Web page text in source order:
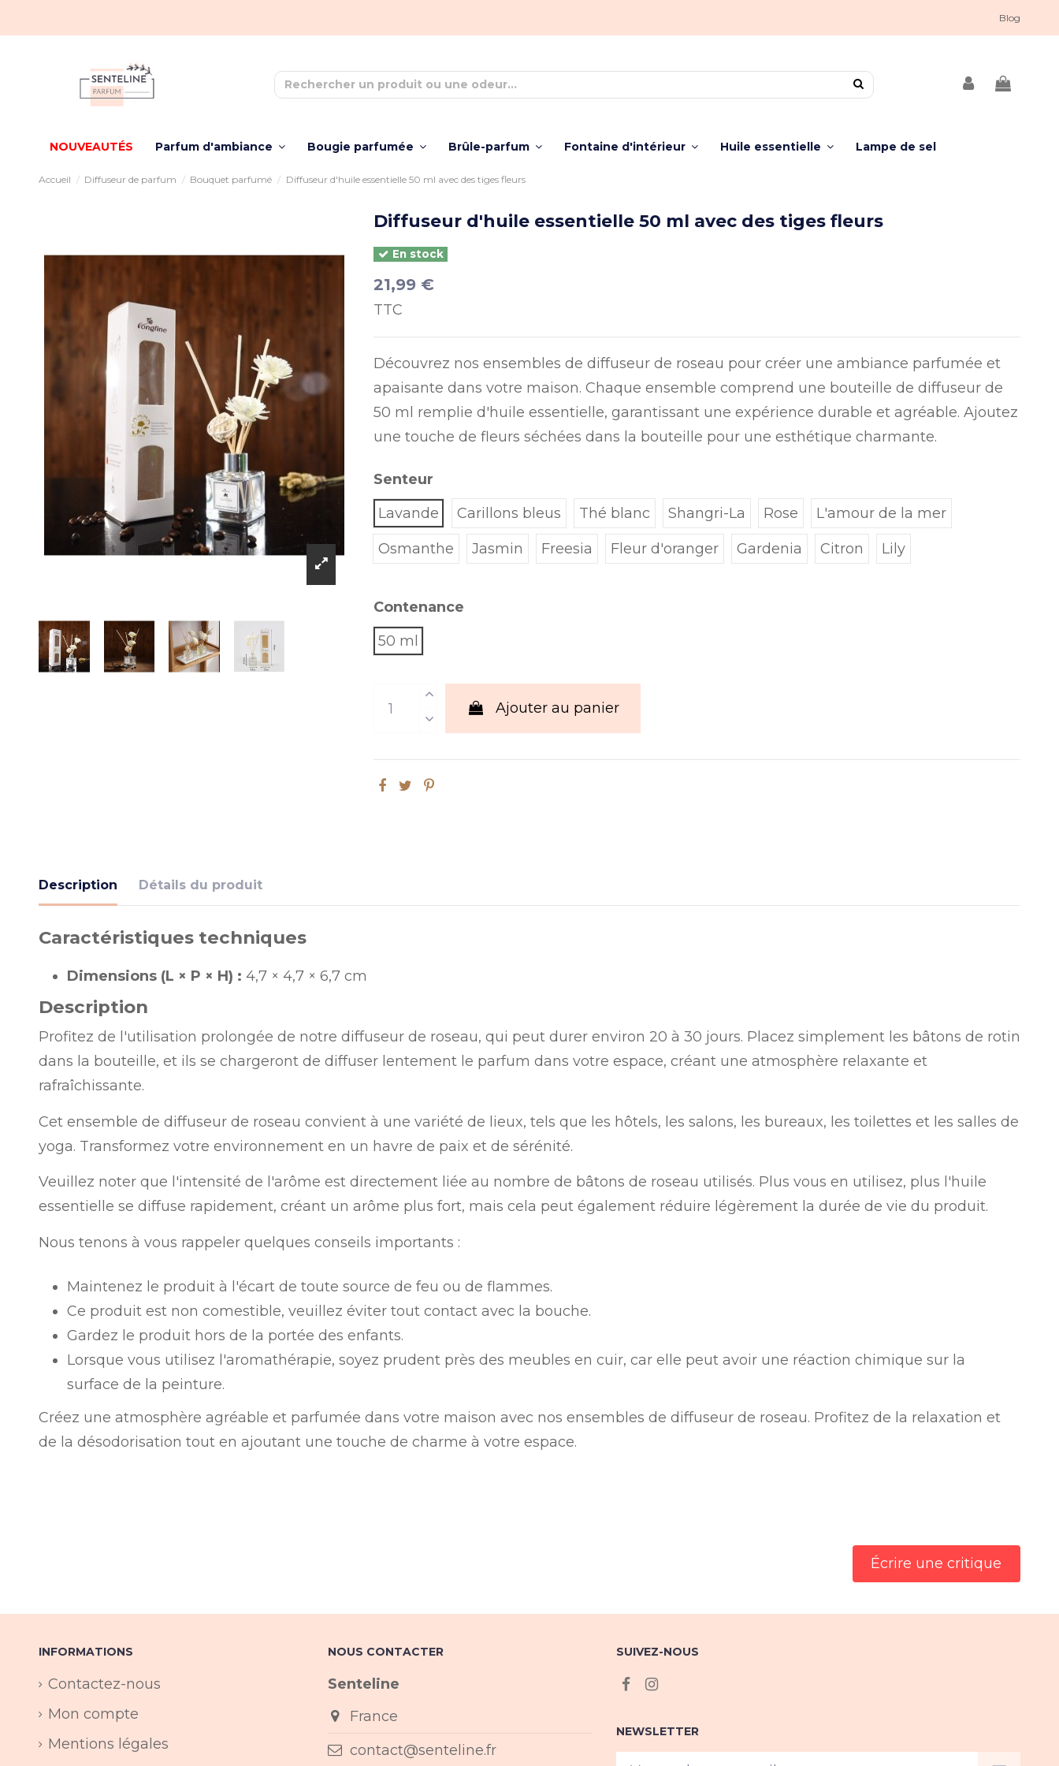
Blog
NOUVEAUTÉS Parfum d'ambiance Bougie parfumée Brûle-parfum Fontaine d'intérieur Huile essentielle Lampe de sel
Accueil Diffuseur de parfum Bouquet parfumé Diffuseur d'huile essentielle 50 ml avec des tiges fleurs
Diffuseur d'huile essentielle 50 ml avec des tiges fleurs
En stock
21,99 €
TTC
Découvrez nos ensembles de diffuseur de roseau pour créer une ambiance parfumée et
apaisante dans votre maison. Chaque ensemble comprend une bouteille de diffuseur de
50 ml remplie d'huile essentielle, garantissant une expérience durable et agréable. Ajoutez
une touche de fleurs séchées dans la bouteille pour une esthétique charmante.
Senteur
Lavande
Carillons bleus Thé blanc Shangri-La Rose L'amour de la mer
Osmanthe Jasmin Freesia Fleur d'oranger Gardenia Citron Lily
Contenance
50 ml
Ajouter au panier
Description Détails du produit
Caractéristiques techniques
Dimensions (L × P × H) : 4,7 × 4,7 × 6,7 cm
Description
Profitez de l'utilisation prolongée de notre diffuseur de roseau, qui peut durer environ 20 à 30 jours. Placez simplement les bâtons de rotin
dans la bouteille, et ils se chargeront de diffuser lentement le parfum dans votre espace, créant une atmosphère relaxante et
rafraîchissante.
Cet ensemble de diffuseur de roseau convient à une variété de lieux, tels que les hôtels, les salons, les bureaux, les toilettes et les salles de
yoga. Transformez votre environnement en un havre de paix et de sérénité.
Veuillez noter que l'intensité de l'arôme est directement liée au nombre de bâtons de roseau utilisés. Plus vous en utilisez, plus l'huile
essentielle se diffuse rapidement, créant un arôme plus fort, mais cela peut également réduire légèrement la durée de vie du produit.
Nous tenons à vous rappeler quelques conseils importants :
Maintenez le produit à l'écart de toute source de feu ou de flammes.
Ce produit est non comestible, veuillez éviter tout contact avec la bouche.
Gardez le produit hors de la portée des enfants.
Lorsque vous utilisez l'aromathérapie, soyez prudent près des meubles en cuir, car elle peut avoir une réaction chimique sur la
surface de la peinture.
Créez une atmosphère agréable et parfumée dans votre maison avec nos ensembles de diffuseur de roseau. Profitez de la relaxation et
de la désodorisation tout en ajoutant une touche de charme à votre espace.
Écrire une critique
INFORMATIONS
Contactez-nous
Mon compte
Mentions légales
NOUS CONTACTER
Senteline
France
contact@senteline.fr
SUIVEZ-NOUS
NEWSLETTER